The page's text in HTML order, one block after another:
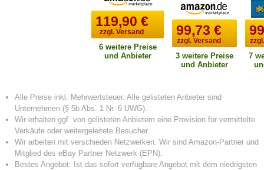
119,90 €
zzgl. Versand
6 weitere Preise
und Anbieter
99,73 €
zzgl. Versand
3 weitere Preise
und Anbieter
7